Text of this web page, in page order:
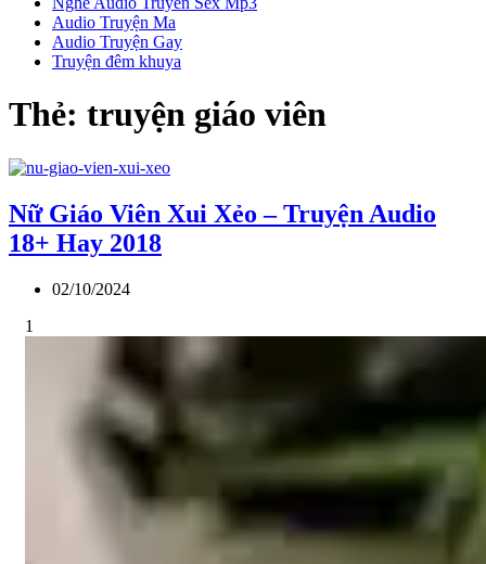
Audio Truyện Ma
Audio Truyện Gay
Truyện đêm khuya
Thẻ: truyện giáo viên
Nữ Giáo Viên Xui Xẻo – Truyện Audio
18+ Hay 2018
02/10/2024
1